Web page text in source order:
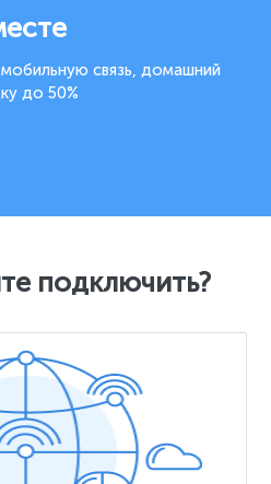
связь, домашний
до 50%
подключить?